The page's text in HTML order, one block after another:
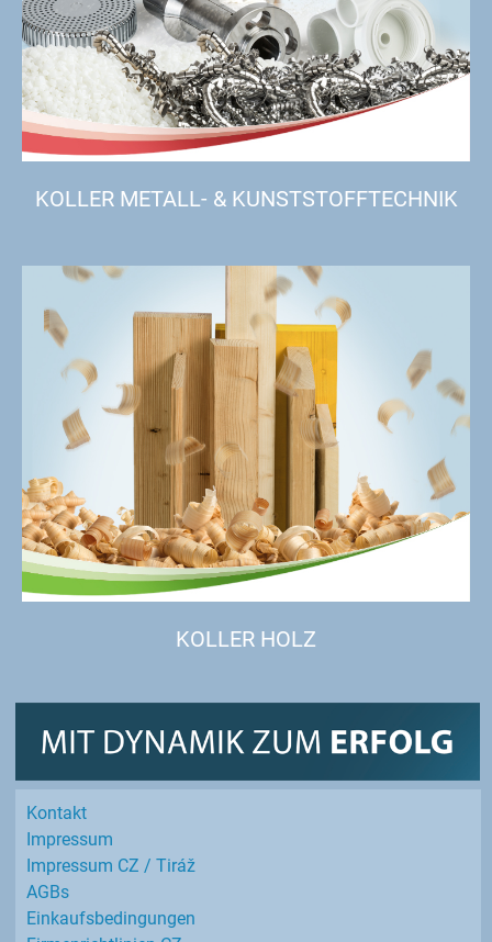
KOLLER METALL- & KUNSTSTOFFTECHNIK
KOLLER HOLZ
Kontakt
Impressum
Impressum CZ / Tiráž
AGBs
Einkaufs­bedingungen